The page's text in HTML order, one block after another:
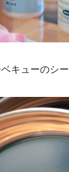
キューのシ